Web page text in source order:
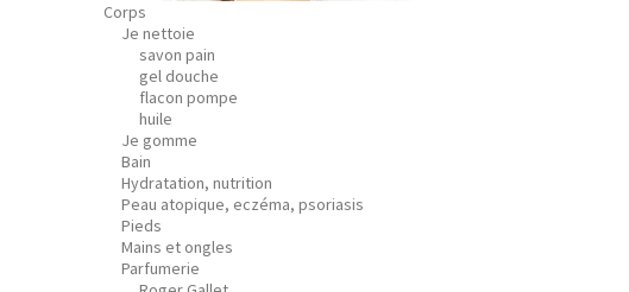
Corps
Je nettoie
savon pain
gel douche
flacon pompe
huile
Je gomme
Bain
Hydratation, nutrition
Peau atopique, eczéma, psoriasis
Pieds
Mains et ongles
Parfumerie